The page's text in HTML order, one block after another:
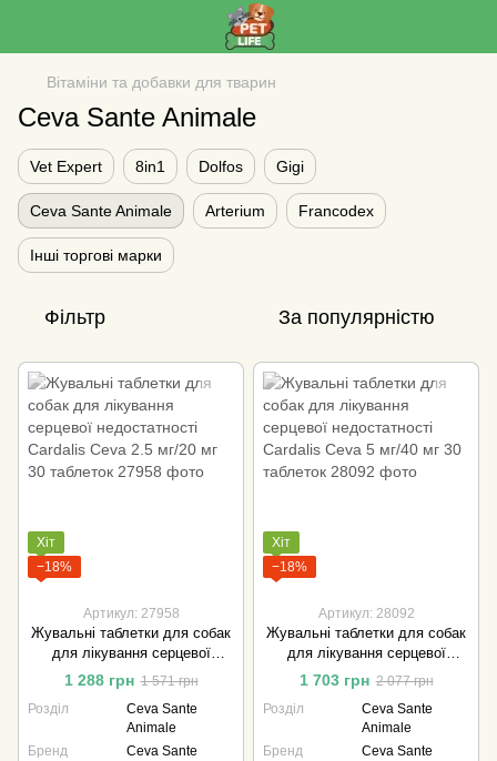
Вітаміни та добавки для тварин
Ceva Sante Animale
Vet Expert 8in1 Dolfos Gigi
Ceva Sante Animale Arterium Francodex
Інші торгові марки
Фільтр За популярністю
Хіт
−18%
Артикул: 27958
Жувальні таблетки для собак
для лікування серцевої
недостатності Cardalis Ceva
2.5 мг/20 мг 30 таблеток
1 288 грн 1 571 грн
Розділ
Ceva Sante
Animale
Бренд
Ceva Sante
Хіт
−18%
Артикул: 28092
Жувальні таблетки для собак
для лікування серцевої
недостатності Cardalis Ceva 5
мг/40 мг 30 таблеток
1 703 грн 2 077 грн
Розділ
Ceva Sante
Animale
Бренд
Ceva Sante